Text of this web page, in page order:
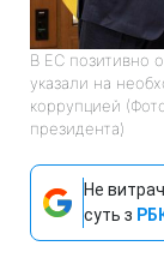
В ЕС позитивно
указали на
коррупцией
президента)
Не
суть з